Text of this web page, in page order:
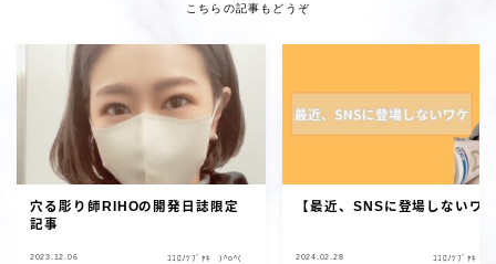
こちらの記事もどうぞ
穴る彫り師RIHOの開発日誌限定
記事
2023.12.06 ｺｺﾛﾉﾂﾌﾞﾔｷ )^o^(
【最近、SNSに登場しないワ
2024.02.28 ｺｺﾛﾉﾂﾌﾞﾔｷ